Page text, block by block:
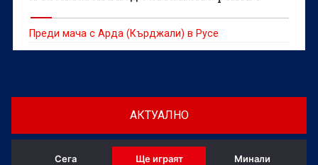
Преди мача с Арда (Кърджали) в Русе
АКТУАЛНО
Сега Ще играят Минали